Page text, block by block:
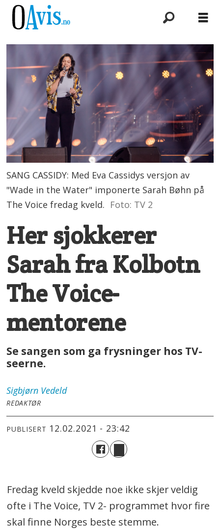
SANG CASSIDY: Med Eva Cassidys versjon av
"Wade in the Water" imponerte Sarah Bøhn på
The Voice fredag kveld. Foto: TV 2
Her sjokkerer
Sarah fra Kolbotn
The Voice-
mentorene
Se sangen som ga frysninger hos TV-
seerne.
Sigbjørn Vedeld
REDAKTØR
PUBLISERT 12.02.2021 - 23:42
Fredag kveld skjedde noe ikke skjer veldig
ofte i The Voice, TV 2- programmet hvor fire
skal finne Norges beste stemme.